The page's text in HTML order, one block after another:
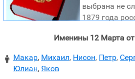
выбрана не
1879 года
создании тюремного
выполняют работу связанную с
Доставляют подозреваемых,
Именины 12 Марта
 Макар, Михаил, Нисон, Петр,
Юлиан, Яков